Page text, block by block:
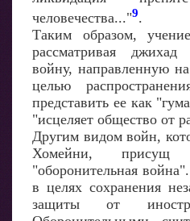
человечества..."9.
Таким образом,
рассматривая джихад
войну, направленную
целью
представить ее как
"исцеляет общество от
Другим видом войн,
Хомейни, присущ
"оборонительная
в целях сохранения
защиты от